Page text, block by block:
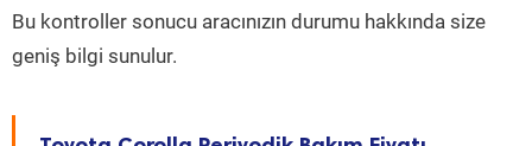
Bu kontroller sonucu aracınızın durumu hakkında size
geniş bilgi sunulur.